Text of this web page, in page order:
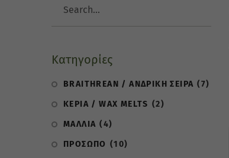
Κατηγορίες
BRAITHREAN / ΑΝΔΡΙΚΗ ΣΕΙΡΑ (7)
ΚΕΡΙΑ / WAX MELTS (2)
ΜΑΛΛΙΑ (4)
ΠΡΟΣΩΠΟ (10)